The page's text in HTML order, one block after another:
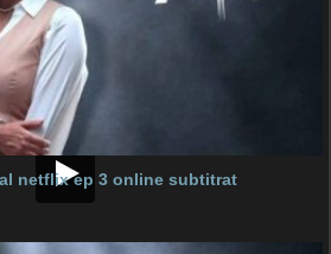
netflix ep 3 online subtitrat